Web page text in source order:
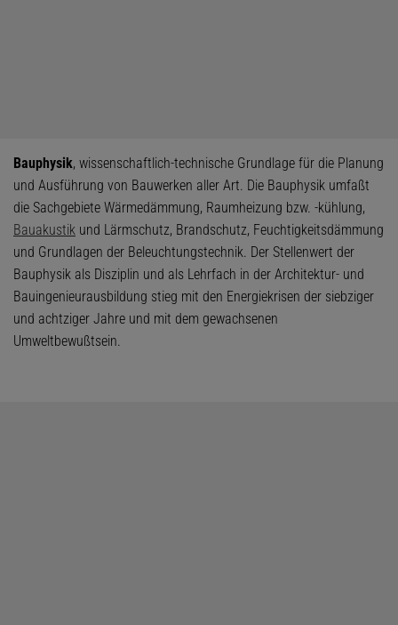
Bauphysik, wissenschaftlich-technische Grundlage für die Planung
und Ausführung von Bauwerken aller Art. Die Bauphysik umfaßt
die Sachgebiete Wärmedämmung, Raumheizung bzw. -kühlung,
Bauakustik und Lärmschutz, Brandschutz, Feuchtigkeitsdämmung
und Grundlagen der Beleuchtungstechnik. Der Stellenwert der
Bauphysik als Disziplin und als Lehrfach in der Architektur- und
Bauingenieurausbildung stieg mit den Energiekrisen der siebziger
und achtziger Jahre und mit dem gewachsenen
Umweltbewußtsein.